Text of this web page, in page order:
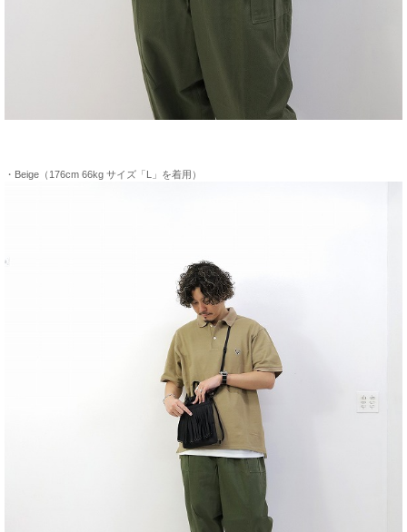
・Beige（176cm 66kg サイズ「L」を着用）